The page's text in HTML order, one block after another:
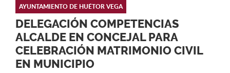
DELEGACIÓN COMPETENCIAS
ALCALDE EN CONCEJAL PARA
CELEBRACIÓN MATRIMONIO CIVIL
EN MUNICIPIO
AYUNTAMIENTO DE HUÉTOR VEGA